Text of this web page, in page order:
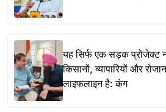
यह सिर्फ एक सड़क प्रोजेक्ट
किसानों, व्यापारियों और
लाइफलाइन है: कंग